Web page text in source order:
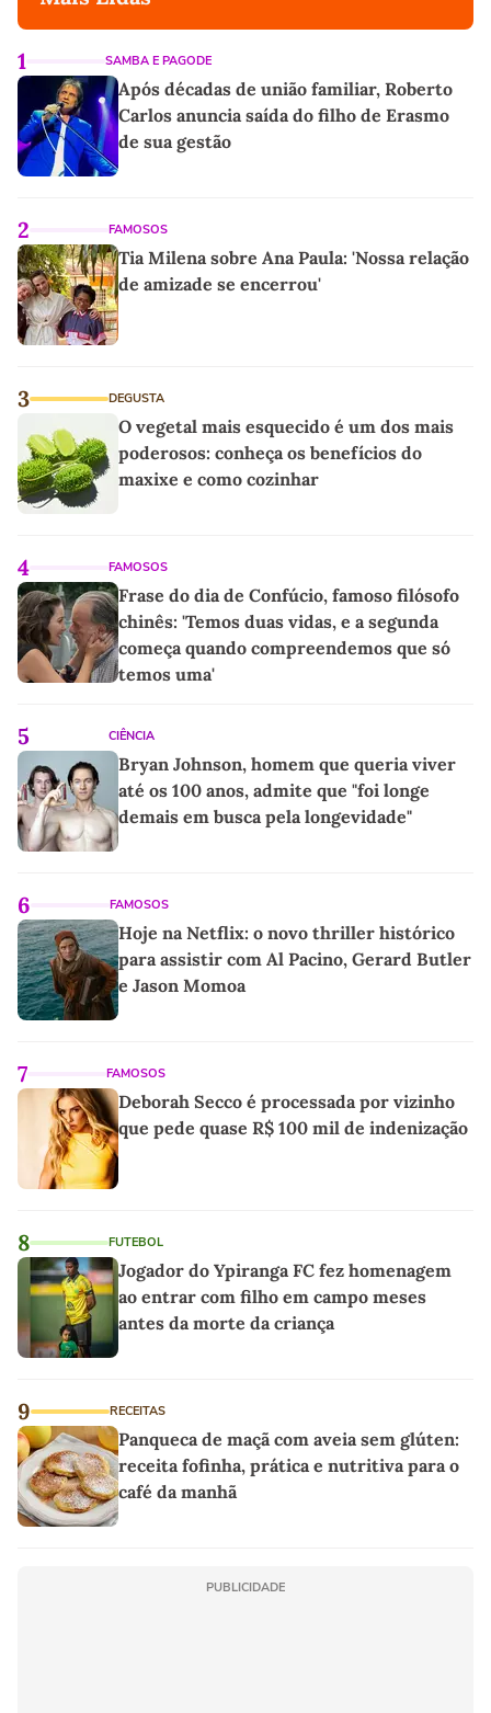
1 SAMBA E PAGODE
Após décadas de união familiar, Roberto
Carlos anuncia saída do filho de Erasmo
de sua gestão
2 FAMOSOS
Tia Milena sobre Ana Paula: 'Nossa relação
de amizade se encerrou'
3 DEGUSTA
O vegetal mais esquecido é um dos mais
poderosos: conheça os benefícios do
maxixe e como cozinhar
4 FAMOSOS
Frase do dia de Confúcio, famoso filósofo
chinês: 'Temos duas vidas, e a segunda
começa quando compreendemos que só
temos uma'
5 CIÊNCIA
Bryan Johnson, homem que queria viver
até os 100 anos, admite que "foi longe
demais em busca pela longevidade"
6 FAMOSOS
Hoje na Netflix: o novo thriller histórico
para assistir com Al Pacino, Gerard Butler
e Jason Momoa
7 FAMOSOS
Deborah Secco é processada por vizinho
que pede quase R$ 100 mil de indenização
8 FUTEBOL
Jogador do Ypiranga FC fez homenagem
ao entrar com filho em campo meses
antes da morte da criança
9 RECEITAS
Panqueca de maçã com aveia sem glúten:
receita fofinha, prática e nutritiva para o
café da manhã
PUBLICIDADE